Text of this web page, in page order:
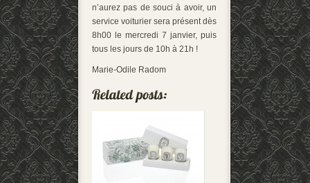
n’aurez pas de souci à avoir, un
service voiturier sera présent dès
8h00 le mercredi 7 janvier, puis
tous les jours de 10h à 21h !
Marie-Odile Radom